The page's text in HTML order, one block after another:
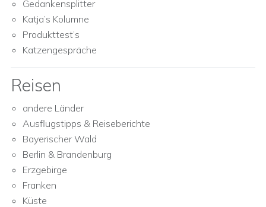
Gedankensplitter
Katja’s Kolumne
Produkttest’s
Katzengespräche
Reisen
andere Länder
Ausflugstipps & Reiseberichte
Bayerischer Wald
Berlin & Brandenburg
Erzgebirge
Franken
Küste